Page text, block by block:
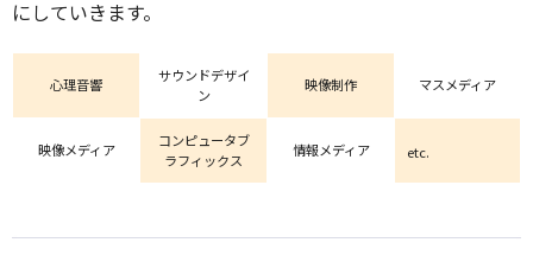
にしていきます。
心理音響
サウンドデザイ
ン
映像制作 マスメディア
映像メディア
コンピュータブ
ラフィックス
情報メディア etc.